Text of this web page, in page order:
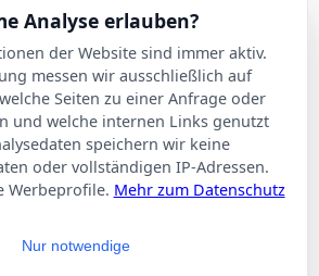
Analyse erlauben?
der Website sind immer aktiv.
messen wir ausschließlich auf
Seiten zu einer Anfrage oder
und welche internen Links genutzt
speichern wir keine
oder vollständigen IP-Adressen.
Werbeprofile. Mehr zum Datenschutz
Nur notwendige